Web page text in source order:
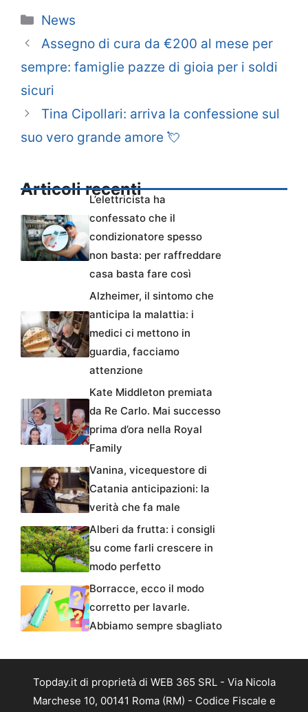
Categorie
News
Assegno di cura da €200 al mese per
sempre: famiglie pazze di gioia per i soldi
sicuri
Tina Cipollari: arriva la confessione sul
suo vero grande amore 💘
Articoli recenti
L’elettricista ha
confessato che il
condizionatore spesso
non basta: per raffreddare
casa basta fare così
Alzheimer, il sintomo che
anticipa la malattia: i
medici ci mettono in
guardia, facciamo
attenzione
Kate Middleton premiata
da Re Carlo. Mai successo
prima d’ora nella Royal
Family
Vanina, vicequestore di
Catania anticipazioni: la
verità che fa male
Alberi da frutta: i consigli
su come farli crescere in
modo perfetto
Borracce, ecco il modo
corretto per lavarle.
Abbiamo sempre sbagliato
Topday.it di proprietà di WEB 365 SRL - Via Nicola
Marchese 10, 00141 Roma (RM) - Codice Fiscale e